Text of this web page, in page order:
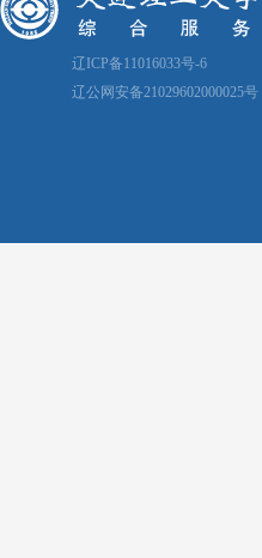
辽ICP备11016033号-6
辽公网安备21029602000025号